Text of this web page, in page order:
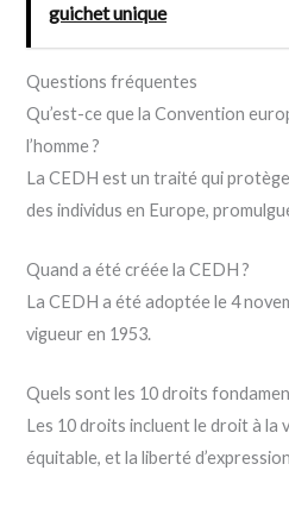
guichet unique
Questions fréquentes
Qu’est-ce que la Convention
l’homme ?
La CEDH est un traité qui
des individus en Europe,
Quand a été créée la CEDH ?
La CEDH a été adoptée le 4
vigueur en 1953.
Quels sont les 10 droits
Les 10 droits incluent le droit à la
équitable, et la liberté